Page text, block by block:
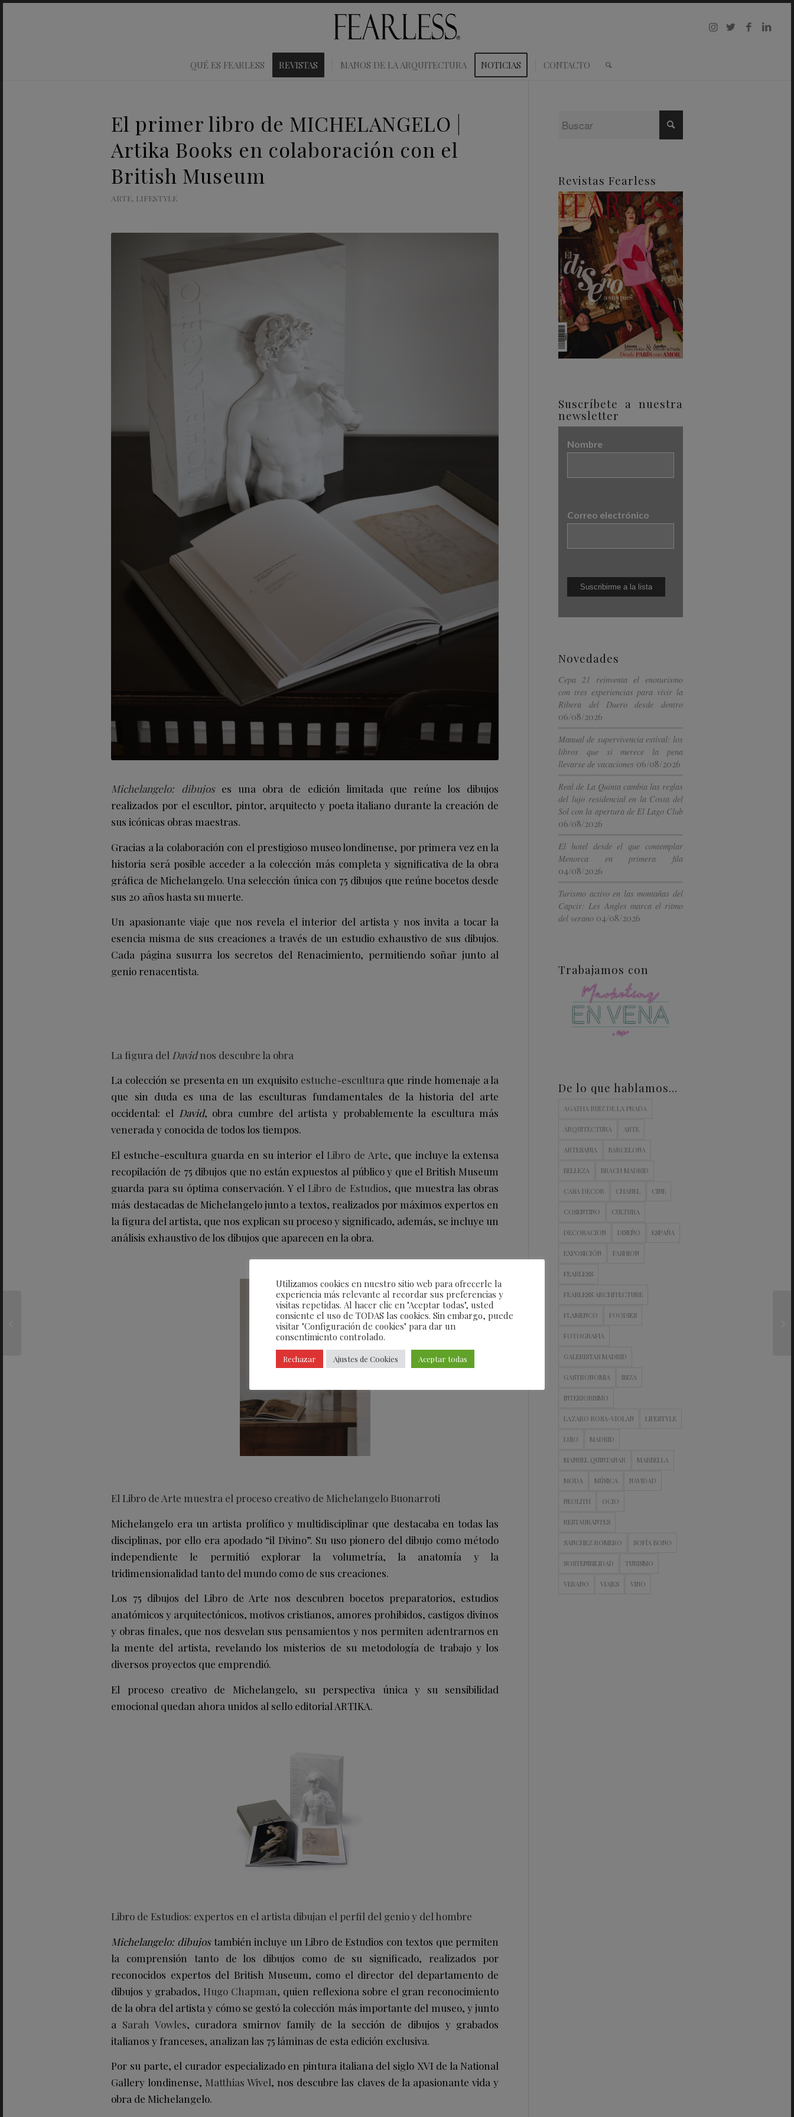
QUÉ ES FEARLESS REVISTAS MANOS DE LA ARQUITECTURA NOTICIAS CONTACTO
El primer libro de MICHELANGELO |
Artika Books en colaboración con el
British Museum
ARTE, LIFESTYLE
Michelangelo: dibujoses una obra de edición limitada que reúne los dibujos
realizados por el escultor, pintor, arquitecto y poeta italiano durante la creación de
sus icónicas obras maestras.
Gracias a la colaboración con el prestigioso museo londinense, por primera vez en la
historia será posible acceder a la colección más completa y significativa de la obra
gráfica de Michelangelo. Una selección única con 75 dibujos que reúne bocetos desde
sus 20 años hasta su muerte.
Un apasionante viaje que nos revela el interior del artista y nos invita a tocar la
esencia misma de sus creaciones a través de un estudio exhaustivo de sus dibujos.
Cada página susurra los secretos del Renacimiento, permitiendo soñar junto al
genio renacentista.
La figura del Davidnos descubre la obra
La colección se presenta en un exquisito estuche-escultura que rinde homenaje a la
que sin duda es una de las esculturas fundamentales de la historia del arte
occidental: el David, obra cumbre del artista y probablemente la escultura más
venerada y conocida de todos los tiempos.
El estuche-escultura guarda en su interior el Libro de Arte, que incluye la extensa
recopilación de 75 dibujos que no están expuestos al público y que el British Museum
guarda para su óptima conservación. Y el Libro de Estudios, que muestra las obras
más destacadas de Michelangelo junto a textos, realizados por máximos expertos en
la figura del artista, que nos explican su proceso y significado, además, se incluye un
análisis exhaustivo de los dibujos que aparecen en la obra.
El Libro de Arte muestra el proceso creativo de Michelangelo Buonarroti
Michelangelo era un artista prolífico y multidisciplinar que destacaba en todas las
disciplinas, por ello era apodado “il Divino”. Su uso pionero del dibujo como método
independiente le permitió explorar la volumetría, la anatomía y la
tridimensionalidad tanto del mundo como de sus creaciones.
Los 75 dibujos del Libro de Arte nos descubren bocetos preparatorios, estudios
anatómicos y arquitectónicos, motivos cristianos, amores prohibidos, castigos divinos
y obras finales, que nos desvelan sus pensamientos y nos permiten adentrarnos en
la mente del artista, revelando los misterios de su metodología de trabajo y los
diversos proyectos que emprendió.
El proceso creativo de Michelangelo, su perspectiva única y su sensibilidad
emocional quedan ahora unidos al sello editorial ARTIKA.
Libro de Estudios: expertos en el artista dibujan el perfil del genio y del hombre
Michelangelo: dibujostambién incluye un Libro de Estudios con textos que permiten
la comprensión tanto de los dibujos como de su significado, realizados por
reconocidos expertos del British Museum, como el director del departamento de
dibujos y grabados, Hugo Chapman, quien reflexiona sobre el gran reconocimiento
de la obra del artista y cómo se gestó la colección más importante del museo, y junto
a Sarah Vowles, curadora smirnov family de la sección de dibujos y grabados
italianos y franceses, analizan las 75 láminas de esta edición exclusiva.
Por su parte, el curador especializado en pintura italiana del siglo XVI de la National
Gallery londinense, Matthias Wivel, nos descubre las claves de la apasionante vida y
obra de Michelangelo.
Revistas Fearless
Suscríbete a nuestra
newsletter
Nombre
Correo electrónico
Novedades
Cepa 21 reinventa el enoturismo
con tres experiencias para vivir la
Ribera del Duero desde dentro
06/08/2026
Manual de supervivencia estival: los
libros que sí merece la pena
llevarse de vacaciones 06/08/2026
Real de La Quinta cambia las reglas
del lujo residencial en la Costa del
Sol con la apertura de El Lago Club
06/08/2026
El hotel desde el que contemplar
Menorca en primera fila
04/08/2026
Turismo activo en las montañas del
Capcir: Les Angles marca el ritmo
del verano 04/08/2026
Trabajamos con
De lo que hablamos…
AGATHA RUIZ DE LA PRADA
ARQUITECTURA ARTE
ARTESANIA BARCELONA
BELLEZA BRACH MADRID
CASA DECOR CHANEL CINE
COSENTINO CULTURA
DECORACION DISEÑO ESPAÑA
EXPOSICIÓN FASHION
FEARLESS
FEARLESS ARCHITECTURE
FLAMENCO FOODIES
FOTOGRAFIA
GALERISTAS MADRID
GASTRONOMIA IBIZA
INTERIORISMO
LAZARO ROSA-VIOLAN LIFESTYLE
LUJO MADRID
MANUEL QUINTANAR MARBELLA
MODA MÚSICA NAVIDAD
NEOLITH OCIO
RESTAURANTES
SANCHEZ ROMERO SOFÍA BONO
SOSTENIBILIDAD TURISMO
VERANO VIAJES VINO
Utilizamos cookies en nuestro sitio web para ofrecerle la
experiencia más relevante al recordar sus preferencias y
visitas repetidas. Al hacer clic en "Aceptar todas", usted
consiente el uso de TODAS las cookies. Sin embargo, puede
visitar "Configuración de cookies" para dar un
consentimiento controlado.
Rechazar Ajustes de Cookies Aceptar todas